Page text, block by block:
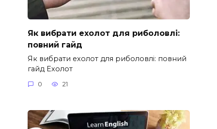
Як вибрати ехолот для риболовлі:
повний гайд
Як вибрати ехолот для риболовлі: повний
гайд Ехолот
0 21